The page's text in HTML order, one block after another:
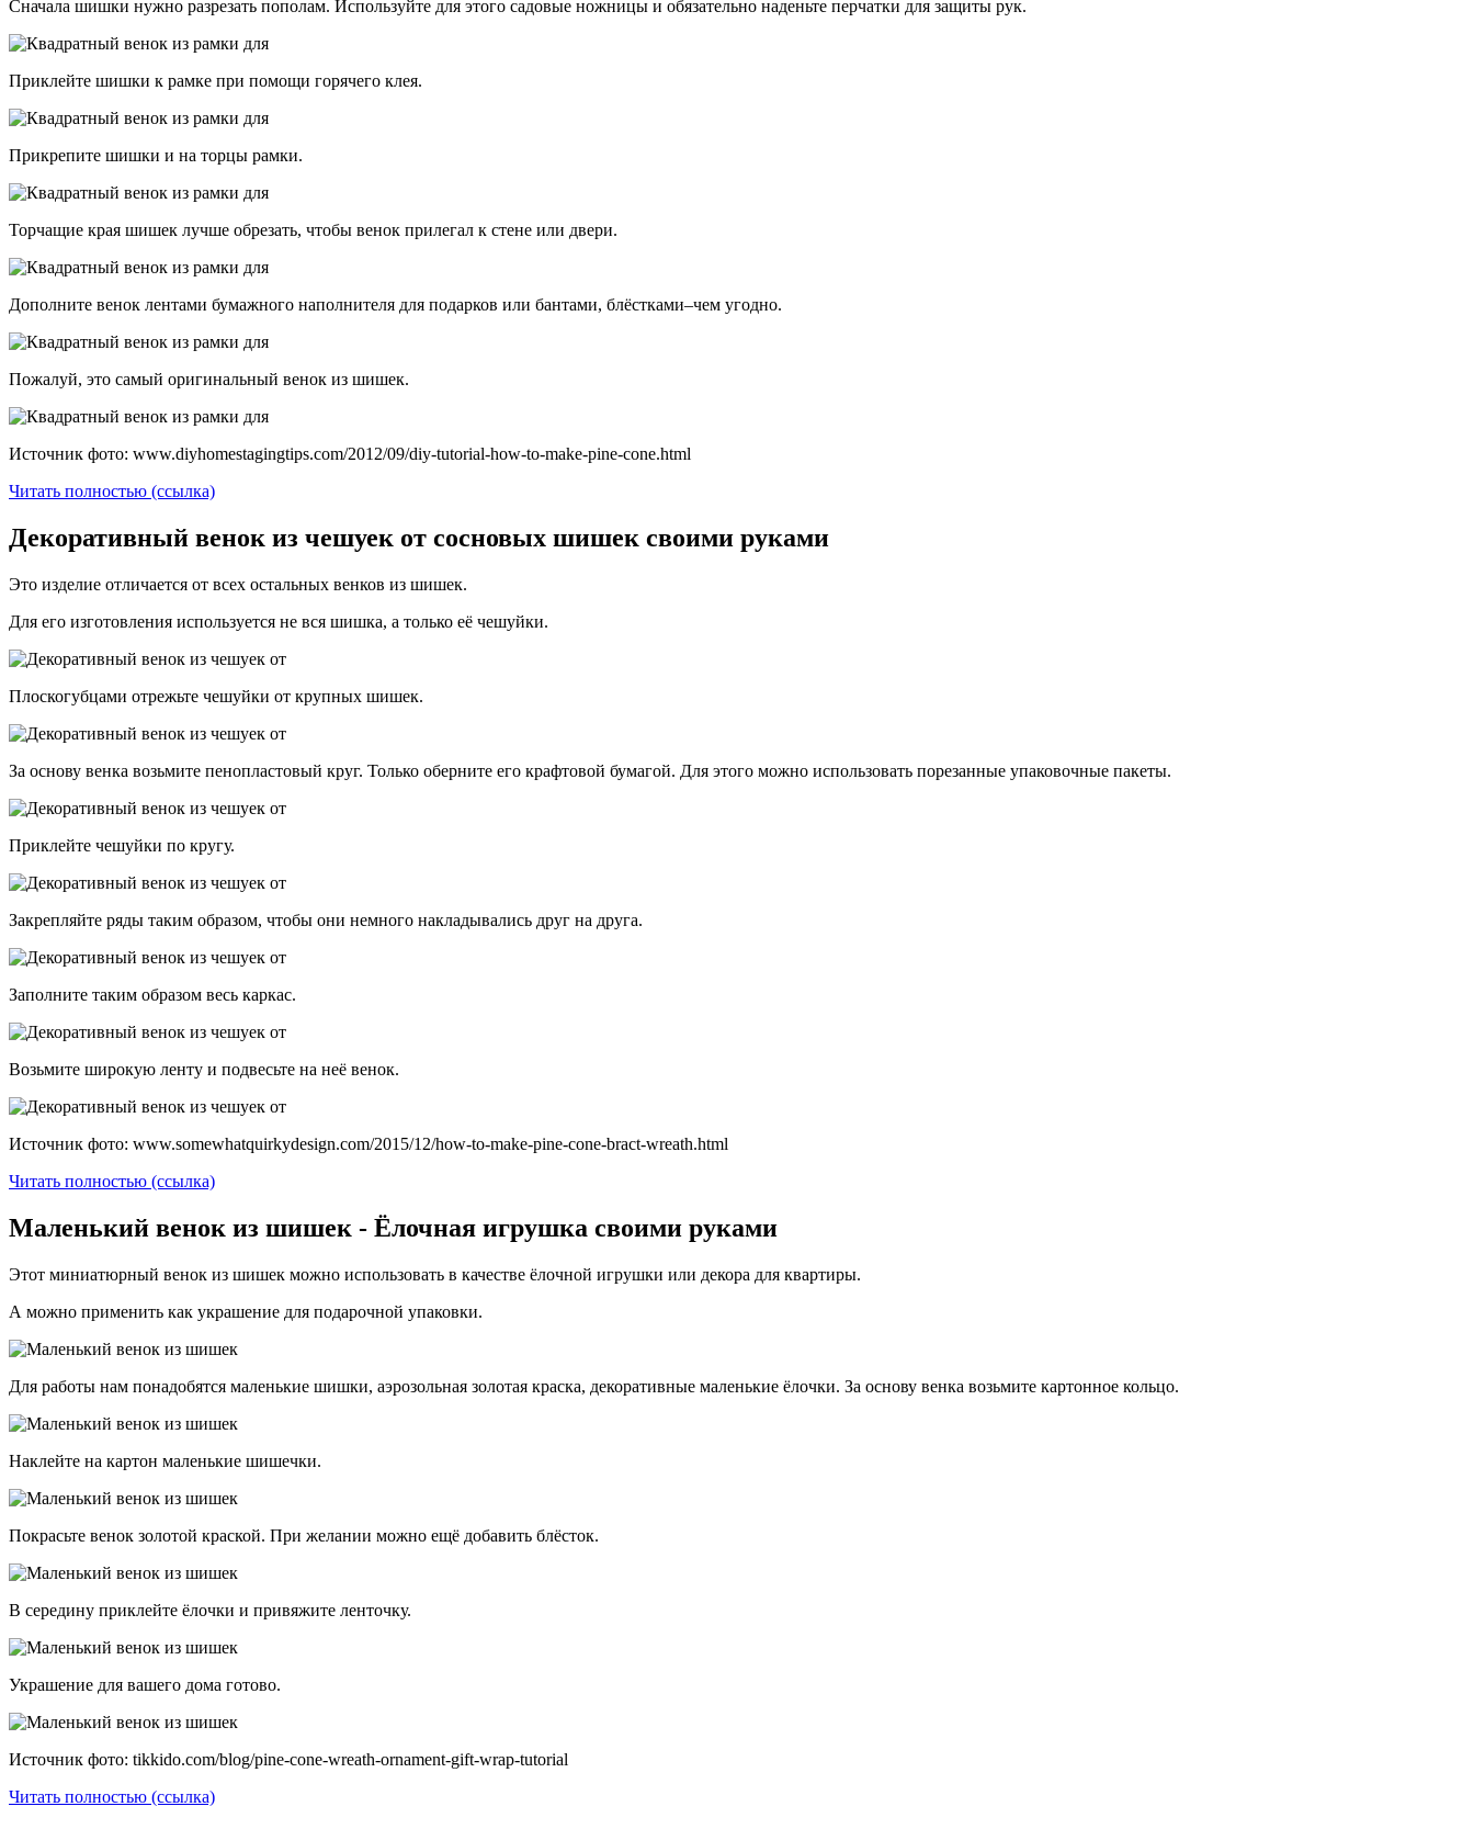
Сначала шишки нужно разрезать пополам. Используйте для этого садовые ножницы и обязательно наденьте перчатки для защиты рук.
Приклейте шишки к рамке при помощи горячего клея.
Прикрепите шишки и на торцы рамки.
Торчащие края шишек лучше обрезать, чтобы венок прилегал к стене или двери.
Дополните венок лентами бумажного наполнителя для подарков или бантами, блёстками–чем угодно.
Пожалуй, это самый оригинальный венок из шишек.
Источник фото: www.diyhomestagingtips.com/2012/09/diy-tutorial-how-to-make-pine-cone.html
Читать полностью (ссылка)
Декоративный венок из чешуек от сосновых шишек своими руками
Это изделие отличается от всех остальных венков из шишек.
Для его изготовления используется не вся шишка, а только её чешуйки.
Плоскогубцами отрежьте чешуйки от крупных шишек.
За основу венка возьмите пенопластовый круг. Только оберните его крафтовой бумагой. Для этого можно использовать порезанные упаковочные пакеты.
Приклейте чешуйки по кругу.
Закрепляйте ряды таким образом, чтобы они немного накладывались друг на друга.
Заполните таким образом весь каркас.
Возьмите широкую ленту и подвесьте на неё венок.
Источник фото: www.somewhatquirkydesign.com/2015/12/how-to-make-pine-cone-bract-wreath.html
Читать полностью (ссылка)
Маленький венок из шишек - Ёлочная игрушка своими руками
Этот миниатюрный венок из шишек можно использовать в качестве ёлочной игрушки или декора для квартиры.
А можно применить как украшение для подарочной упаковки.
Для работы нам понадобятся маленькие шишки, аэрозольная золотая краска, декоративные маленькие ёлочки. За основу венка возьмите картонное кольцо.
Наклейте на картон маленькие шишечки.
Покрасьте венок золотой краской. При желании можно ещё добавить блёсток.
В середину приклейте ёлочки и привяжите ленточку.
Украшение для вашего дома готово.
Источник фото: tikkido.com/blog/pine-cone-wreath-ornament-gift-wrap-tutorial
Читать полностью (ссылка)